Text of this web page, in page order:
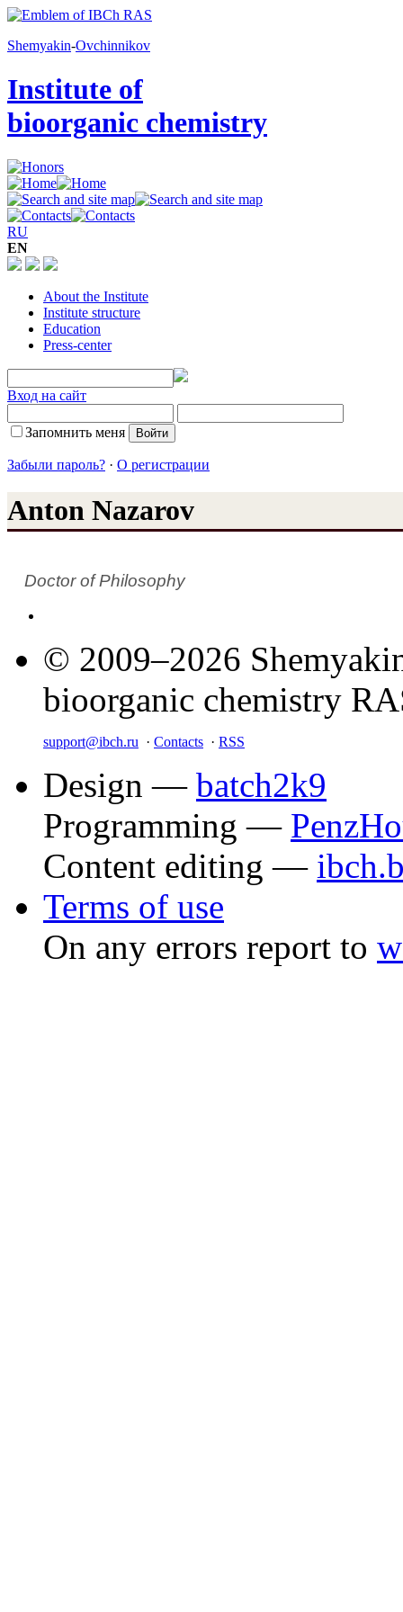
Shemyakin-Ovchinnikov
Institute of
bioorganic chemistry
RU
EN
About the Institute
Institute structure
Education
Press-center
Вход на сайт
Запомнить меня
Забыли пароль? · О регистрации
Anton Nazarov
Doctor of Philosophy
© 2009–2026
bioorganic chemistry
support@ibch.ru · Contacts · RSS
Design — batch2k9
Programming —
Content editing —
Terms of use
On any errors report to